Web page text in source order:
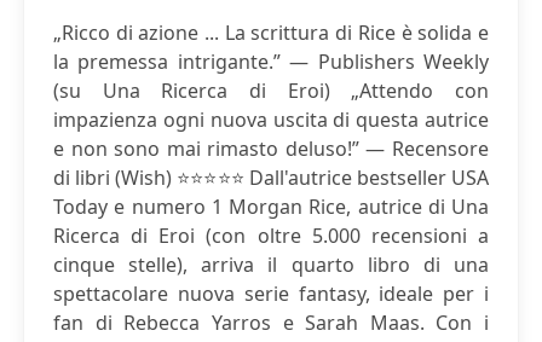
„Ricco di azione ... La scrittura di Rice è solida e
la premessa intrigante.” — Publishers Weekly
(su Una Ricerca di Eroi) „Attendo con
impazienza ogni nuova uscita di questa autrice
e non sono mai rimasto deluso!” — Recensore
di libri (Wish) ⭐⭐⭐⭐⭐ Dall'autrice bestseller USA
Today e numero 1 Morgan Rice, autrice di Una
Ricerca di Eroi (con oltre 5.000 recensioni a
cinque stelle), arriva il quarto libro di una
spettacolare nuova serie fantasy, ideale per i
fan di Rebecca Yarros e Sarah Maas. Con i